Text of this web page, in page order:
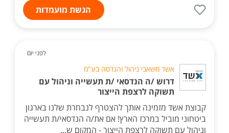
הגשת מועמדות
לפני יום
אשד משאבי ניהול והנדסה בע"מ
דרוש /ה הנדסאי /ת תעשייה וניהול עם
תשוקה לרצפת הייצור
קבוצת אשד מזמינה אותך להצטרף לנבחרת שלנו בארגון
ביטחוני מוביל במרכז הארץ! אם את/ה הנדסאי/ת תעשייה
וניהול עם תשוקה לרצפת הייצור - המקום ש...